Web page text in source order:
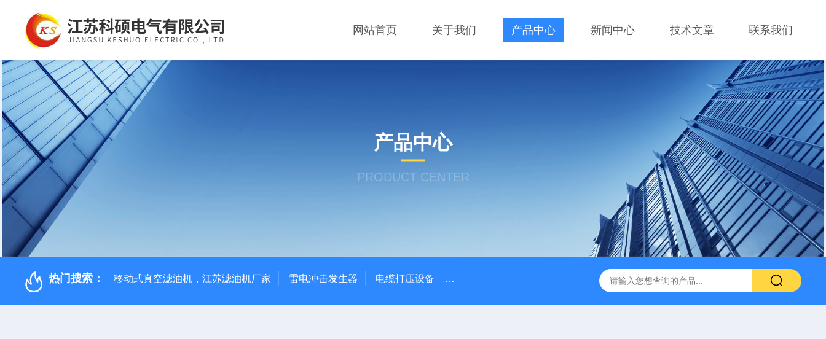
网站首页 关于我们 产品中心 新闻中心 技术文章 联系我们
产品中心
PRODUCT CENTER
热门搜索： 移动式真空滤油机，江苏滤油机厂家 雷电冲击发生器 电缆打压设备 变压器干燥空气发生器 复合绝缘子拉力试验机 矿用电缆打压设备 超低频耐